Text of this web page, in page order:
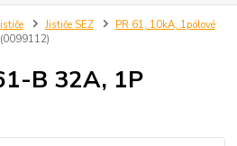
Jističe SEZ
PR 61, 10kA, 1pólové
B 32A, 1P